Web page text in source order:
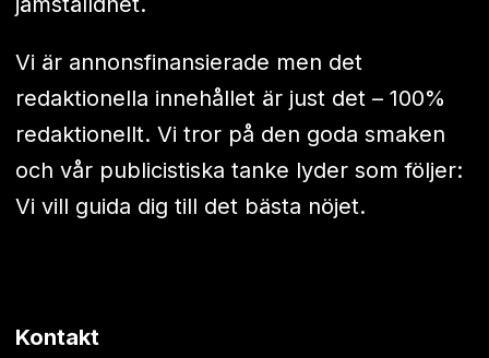
Vi är annonsfinansierade men det
redaktionella innehållet är just det – 100%
redaktionellt. Vi tror på den goda smaken
och vår publicistiska tanke lyder som följer:
Vi vill guida dig till det bästa nöjet.
Kontakt